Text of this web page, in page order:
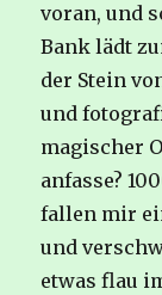
voran, und
Bank lädt
der Stein
und
magischer
anfasse?
fallen mir
und
etwas flau